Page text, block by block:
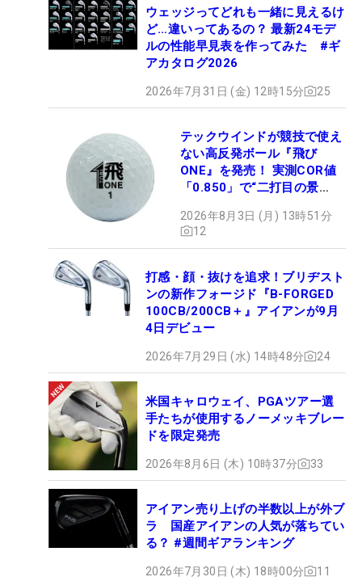
ウェッジってどれも一緒に見えるけ
ど…違いってあるの？ 最新24モデ
ルの性能早見表を作ってみた #ギ
アカタログ2026
2026年7月31日 (金) 12時15分 25
テックウインドが競技で使え
ない高反発ボール『飛び
ONE』を発売！ 実測COR値
「0.850」で“二打目の景
2026年8月3日 (月) 13時51分
12
打感・顔・抜けを追求！ブリヂスト
ンの新作フォージド『B-FORGED
100CB/200CB＋』アイアンが9月
4日デビュー
2026年7月29日 (水) 14時48分 24
米国キャロウェイ、PGAツアー選
手たちが使用するノーメッキブレー
ドを限定発売
2026年8月6日 (木) 10時37分 33
アイアン売り上げの半数以上が外ブ
ラ 国産アイアンの人気が落ちてい
る？ #週間ギアランキング
2026年7月30日 (木) 18時00分 11